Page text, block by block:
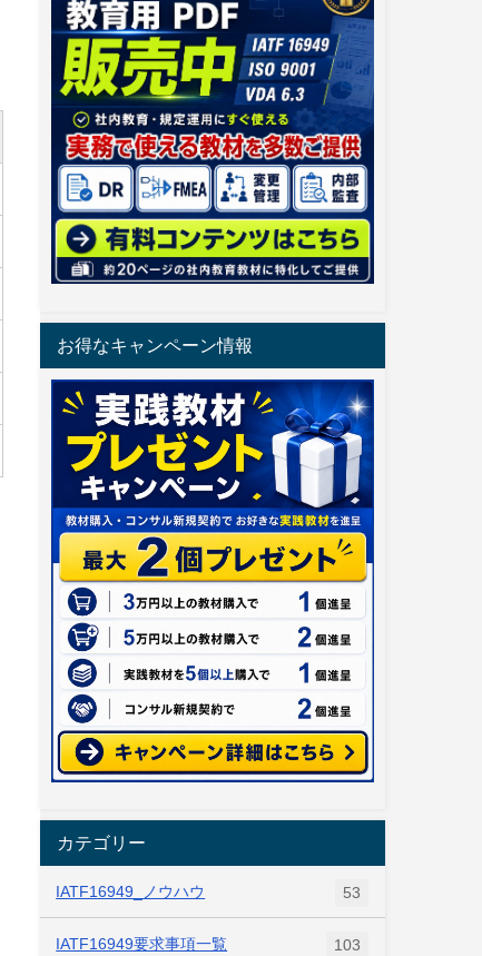
お得なキャンペーン情報
カテゴリー
IATF16949_ノウハウ 53
IATF16949要求事項一覧 103